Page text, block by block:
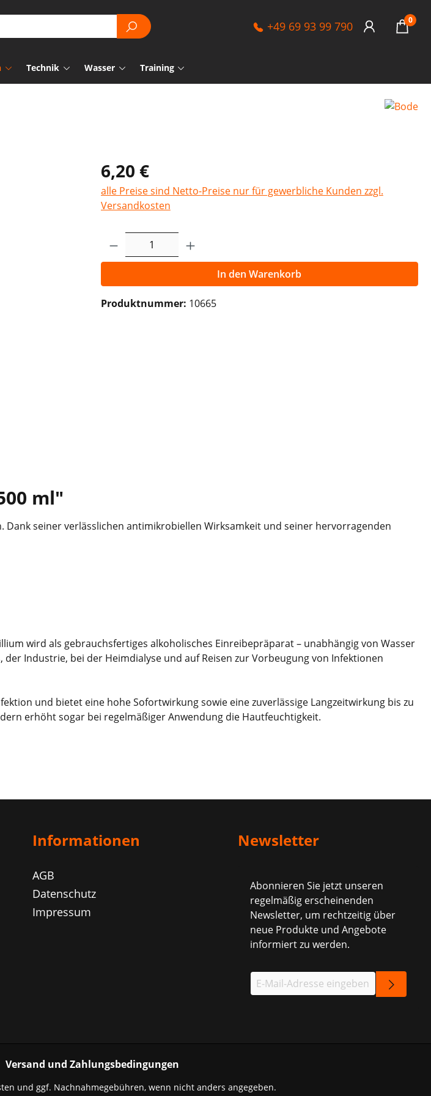
+49 69 93 99 790 0
Technik Wasser Training
6,20 €
alle Preise sind Netto-Preise nur für gewerbliche Kunden zzgl.
Versandkosten
Produkt Anzahl: Gib den gewünschten Wert
In den Warenkorb
Produktnummer: 10665
ml"
seiner verlässlichen antimikrobiellen Wirksamkeit und seiner hervorragenden
wird als gebrauchsfertiges alkoholisches Einreibepräparat – unabhängig von Wasser
Industrie, bei der Heimdialyse und auf Reisen zur Vorbeugung von Infektionen
und bietet eine hohe Sofortwirkung sowie eine zuverlässige Langzeitwirkung bis zu
erhöht sogar bei regelmäßiger Anwendung die Hautfeuchtigkeit.
Informationen
AGB
Datenschutz
Impressum
Newsletter
Abonnieren Sie jetzt unseren
regelmäßig erscheinenden
Newsletter, um rechtzeitig über
neue Produkte und Angebote
informiert zu werden.
Versand und Zahlungsbedingungen
und ggf. Nachnahmegebühren, wenn nicht anders angegeben.